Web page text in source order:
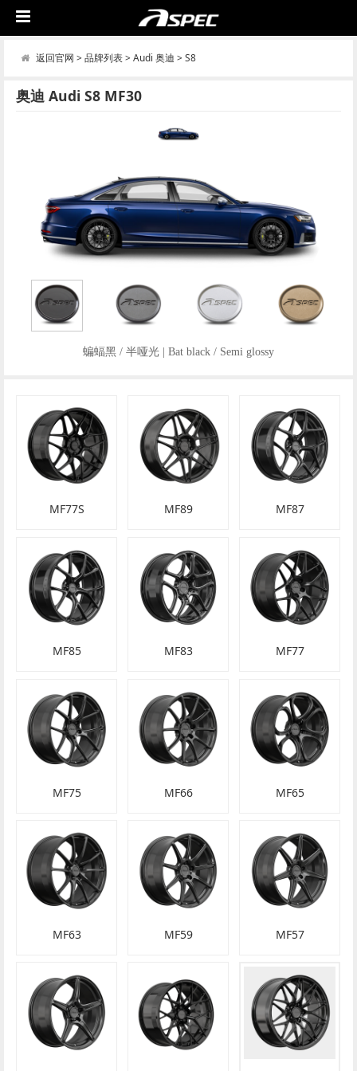
返回官网 > 品牌列表> Audi 奥迪 > S8
奥迪 Audi S8 MF30
蝙蝠黑 / 半哑光 | Bat black / Semi glossy
MF77S MF89 MF87
MF85 MF83 MF77
MF75 MF66 MF65
MF63 MF59 MF57